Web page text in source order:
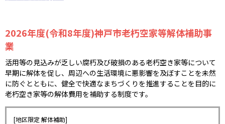
2026年度(令和8年度)神戸市老朽空家等解体補助事
業
活用等の見込みが乏しい腐朽及び破損のある老朽空き家等について
早期に解体を促し、周辺への生活環境に悪影響を及ぼすことを未然
に防ぐとともに、健全で快適なまちづくりを推進することを目的に
老朽空き家等の解体費用を補助する制度です。
[地区限定 解体補助]